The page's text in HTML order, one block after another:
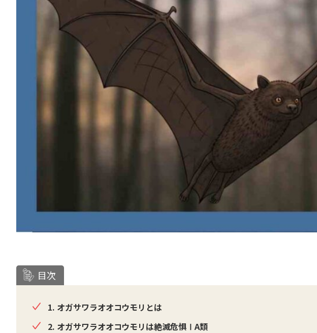
目次
1. オガサワラオオコウモリとは
2. オガサワラオオコウモリは絶滅危惧ⅠA類